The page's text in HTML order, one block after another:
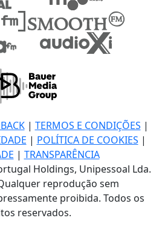
| TERMOS E CONDIÇÕES |
| POLÍTICA DE COOKIES |
| TRANSPARÊNCIA
Holdings, Unipessoal Lda.
reprodução sem
proibida. Todos os
reservados.